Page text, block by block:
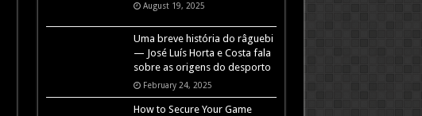
August 19, 2025
Uma breve história do râguebi
— José Luís Horta e Costa fala
sobre as origens do desporto
February 24, 2025
How to Secure Your Game